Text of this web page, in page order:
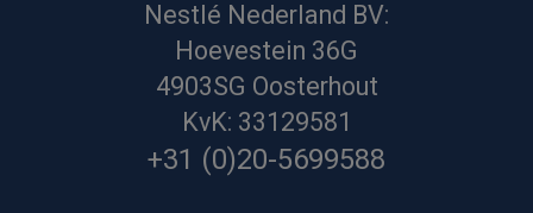
Nestlé Nederland BV:
Hoevestein 36G
4903SG Oosterhout
KvK: 33129581
+31 (0)20-5699588